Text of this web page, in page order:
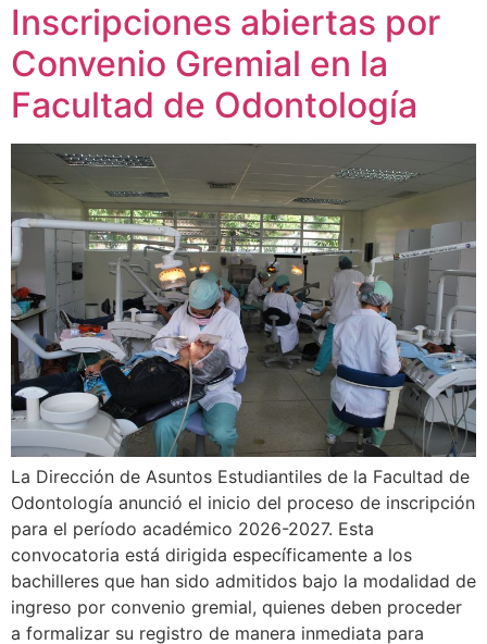
Inscripciones abiertas por
Convenio Gremial en la
Facultad de Odontología
La Dirección de Asuntos Estudiantiles de la Facultad de
Odontología anunció el inicio del proceso de inscripción
para el período académico 2026-2027. Esta
convocatoria está dirigida específicamente a los
bachilleres que han sido admitidos bajo la modalidad de
ingreso por convenio gremial, quienes deben proceder
a formalizar su registro de manera inmediata para